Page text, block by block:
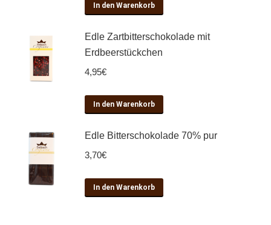
In den Warenkorb
Edle Zartbitterschokolade mit
Erdbeerstückchen
4,95€
In den Warenkorb
Edle Bitterschokolade 70% pur
3,70€
In den Warenkorb